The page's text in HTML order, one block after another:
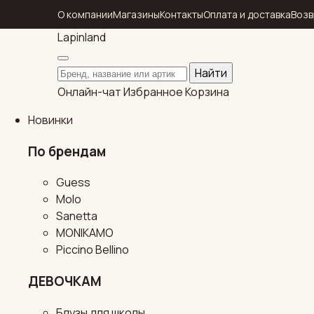
О компанииМагазиныКонтактыОплата и доставка
Lapinland
Поиск по каталогу
Найти
Онлайн-чатИзбранноеКорзина
Новинки
По брендам
Guess
Molo
Sanetta
MONIKAMO
Piccino Bellino
ДЕВОЧКАМ